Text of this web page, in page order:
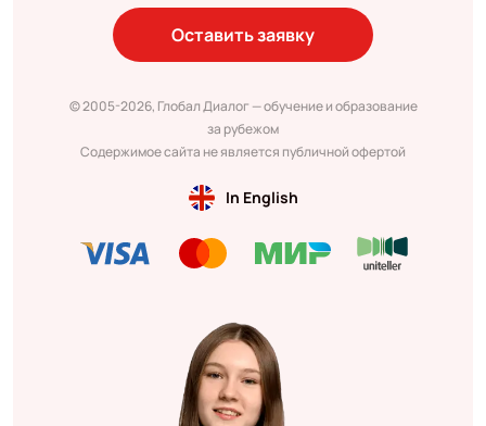
Оставить заявку
© 2005-2026, Глобал Диалог — обучение и образование
за рубежом
Содержимое сайта не является публичной офертой
In English